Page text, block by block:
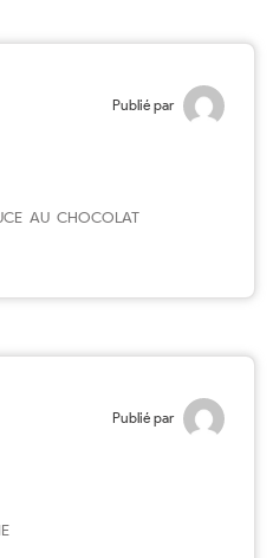
Publié par
AU CHOCOLAT
Publié par